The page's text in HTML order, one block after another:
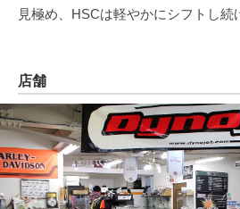
見極め、HSCは軽やかにシフトし続
店舗